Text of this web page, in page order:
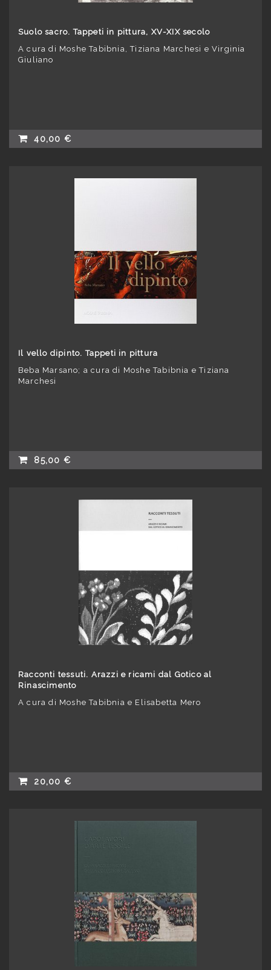
Suolo sacro. Tappeti in pittura, XV-XIX secolo
A cura di Moshe Tabibnia, Tiziana Marchesi e Virginia
Giuliano
40,00 €
Il vello dipinto. Tappeti in pittura
Beba Marsano; a cura di Moshe Tabibnia e Tiziana
Marchesi
85,00 €
Racconti tessuti. Arazzi e ricami dal Gotico al
Rinascimento
A cura di Moshe Tabibnia e Elisabetta Mero
20,00 €